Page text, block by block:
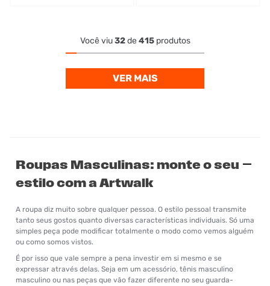
Você viu32de415produtos
Roupas Masculinas: monte o seu
estilo com a Artwalk
A roupa diz muito sobre qualquer pessoa. O estilo pessoal transmite
tanto seus gostos quanto diversas características individuais. Só uma
simples peça pode modificar totalmente o modo como vemos alguém
ou como somos vistos.
É por isso que vale sempre a pena investir em si mesmo e se
expressar através delas. Seja em um acessório, tênis masculino
masculino ou nas peças que vão fazer diferente no seu guarda-